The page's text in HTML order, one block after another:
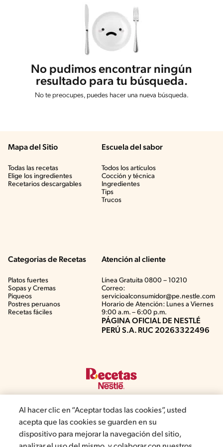
No pudimos encontrar ningún
resultado para tu búsqueda.
No te preocupes, puedes hacer una nueva búsqueda.
Mapa del Sitio
Todas las recetas
Elige los ingredientes
Recetarios descargables
Escuela del sabor
Todos los artículos
Cocción y técnica
Ingredientes
Tips
Trucos
Categorias de Recetas
Platos fuertes
Sopas y Cremas
Piqueos
Postres peruanos
Recetas fáciles
Atención al cliente
Línea Gratuita 0800 – 10210
Correo:
servicioalconsumidor@pe.nestle.com
Horario de Atención: Lunes a Viernes
9:00 a.m. – 6:00 p.m.
PÁGINA OFICIAL DE NESTLÉ
PERÚ S.A. RUC 20263322496
©2019, Nestlé. Marcas registradas por Société del Produits Nestlé,
S.A. Vevey (Suiza)
Al hacer clic en “Aceptar todas las cookies”, usted
acepta que las cookies se guarden en su
dispositivo para mejorar la navegación del sitio,